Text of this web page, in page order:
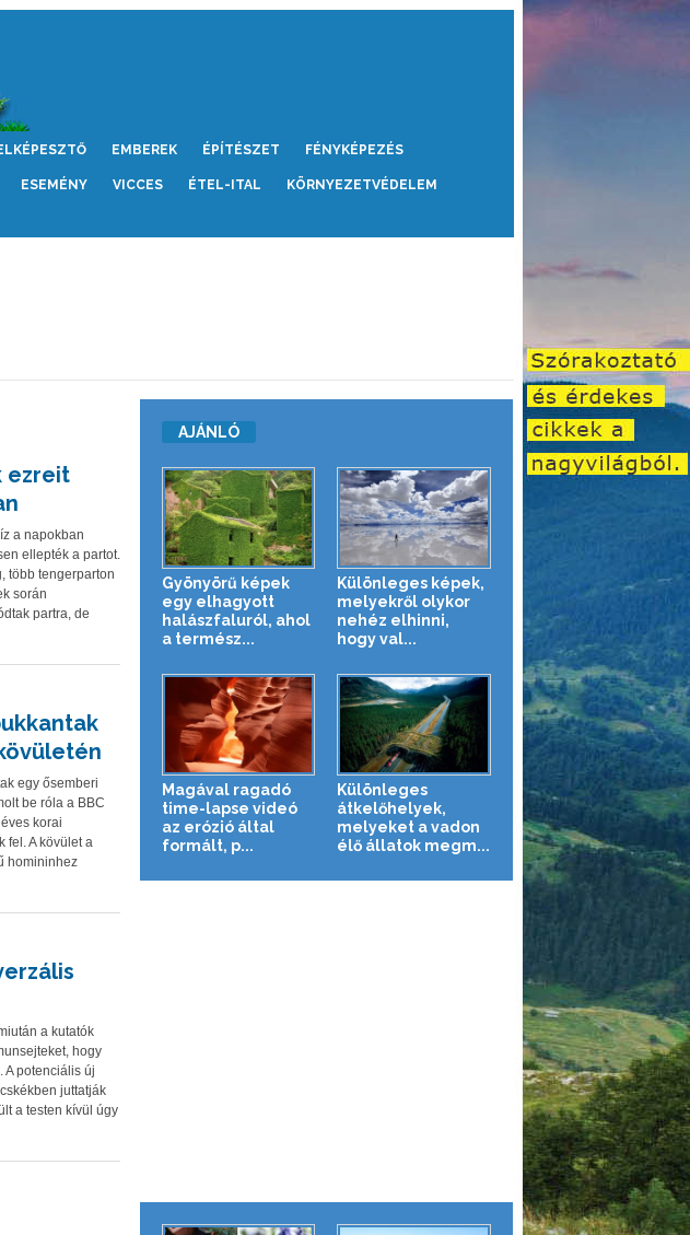
EMBEREK ÉPÍTÉSZET FÉNYKÉPEZÉS
ESEMÉNY VICCES ÉTEL-ITAL KÖRNYEZETVÉDELEM
ezreit
a napokban
ellepték a partot.
több tengerparton
során
partra, de
egy ősemberi
be róla a BBC
korai
fel. A kövület a
homininhez
a kutatók
hogy
A potenciális új
juttatják
a testen kívül úgy
AJÁNLÓ
Gyönyörű képek
egy elhagyott
halászfaluról, ahol
a termész...
Különleges képek,
melyekről olykor
nehéz elhinni,
hogy val...
Magával ragadó
time-lapse videó
az erózió által
formált, p...
Különleges
átkelőhelyek,
melyeket a vadon
élő állatok megm...